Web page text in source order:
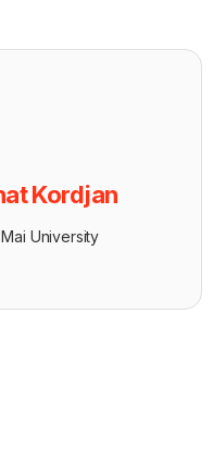
Kordjan
University